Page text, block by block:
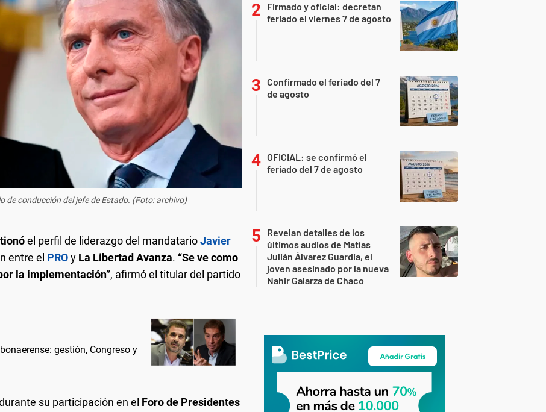
de conducción del jefe de Estado. (Foto: archivo)
el perfil de liderazgo del mandatarioJavier
entre el PROy La Libertad Avanza. “Se ve como
la implementación”, afirmó el titular del partido
gestión, Congreso y
su participación en el Foro de Presidentes
Firmado y oficial: decretan
feriado el viernes 7 de agosto
Confirmado el feriado del 7
de agosto
OFICIAL: se confirmó el
feriado del 7 de agosto
Revelan detalles de los
últimos audios de Matías
Julián Álvarez Guardia, el
joven asesinado por la nueva
Nahir Galarza de Chaco